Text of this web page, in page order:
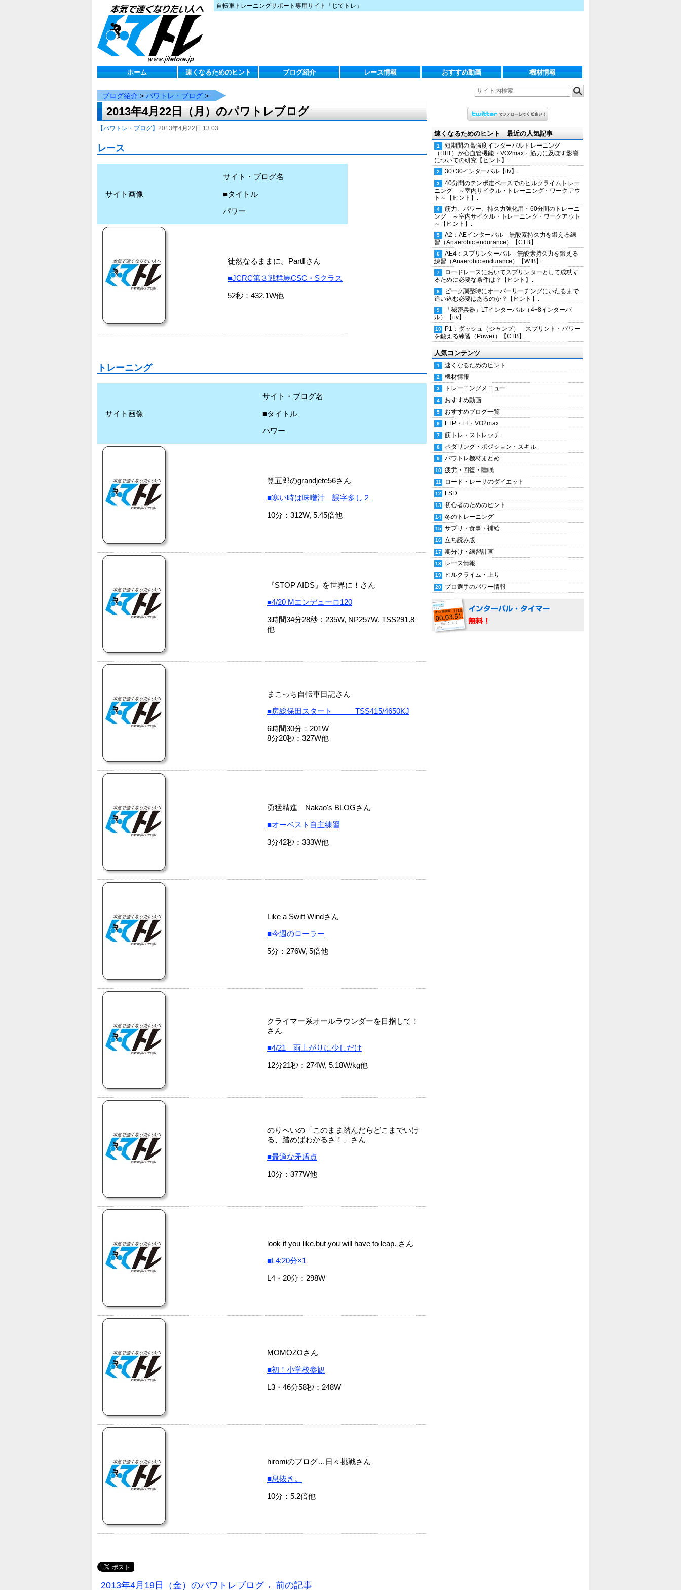
自転車トレーニングサポート専用サイト「じてトレ」
ホーム 速くなるためのヒント ブログ紹介 レース情報 おすすめ動画 機材情報
ブログ紹介 > パワトレ・ブログ>
2013年4月22日（月）のパワトレブログ
【パワトレ・ブログ】 2013年4月22日 13:03
レース
サイト画像
サイト・ブログ名
■タイトル
パワー
徒然なるままに。PartⅡさん
■JCRC第３戦群馬CSC・Sクラス
52秒：432.1W他
トレーニング
サイト画像
サイト・ブログ名
■タイトル
パワー
筧五郎のgrandjete56さん
■寒い時は味噌汁 誤字多し２
10分：312W, 5.45倍他
『STOP AIDS』を世界に！さん
■4/20 Mエンデューロ120
3時間34分28秒：235W, NP257W, TSS291.8
他
まこっち自転車日記さん
■房総保田スタート TSS415/4650KJ
6時間30分：201W
8分20秒：327W他
勇猛精進 Nakao's BLOGさん
■オーベスト自主練習
3分42秒：333W他
Like a Swift Windさん
■今週のローラー
5分：276W, 5倍他
クライマー系オールラウンダーを目指して！
さん
■4/21 雨上がりに少しだけ
12分21秒：274W, 5.18W/kg他
のりへいの「このまま踏んだらどこまでいけ
る、踏めばわかるさ！」さん
■最適な矛盾点
10分：377W他
look if you like,but you will have to leap. さん
■L4:20分×1
L4・20分：298W
MOMOZOさん
■初！小学校参観
L3・46分58秒：248W
hiromiのブログ…日々挑戦さん
■息抜き。
10分：5.2倍他
2013年4月19日（金）のパワトレブログ ←前の記事
速くなるためのヒント 最近の人気記事
短期間の高強度インターバルトレーニング
（HIIT）が心血管機能・VO2max・筋力に及ぼす影響
についての研究【ヒント】.
30+30インターバル【itv】.
40分間のテンポ走ペースでのヒルクライムトレー
ニング ～室内サイクル・トレーニング・ワークアウ
ト～【ヒント】.
筋力、パワー、持久力強化用・60分間のトレーニ
ング ～室内サイクル・トレーニング・ワークアウト
～【ヒント】.
A2：AEインターバル 無酸素持久力を鍛える練
習（Anaerobic endurance）【CTB】.
AE4：スプリンターバル 無酸素持久力を鍛える
練習（Anaerobic endurance）【WIB】.
ロードレースにおいてスプリンターとして成功す
るために必要な条件は？【ヒント】.
ピーク調整時にオーバーリーチングにいたるまで
追い込む必要はあるのか？【ヒント】.
「秘密兵器」LTインターバル（4+8インターバ
ル）【itv】.
P1：ダッシュ（ジャンプ） スプリント・パワー
を鍛える練習（Power）【CTB】.
人気コンテンツ
速くなるためのヒント
機材情報
トレーニングメニュー
おすすめ動画
おすすめブログ一覧
FTP・LT・VO2max
筋トレ・ストレッチ
ペダリング・ポジション・スキル
パワトレ機材まとめ
疲労・回復・睡眠
ロード・レーサのダイエット
LSD
初心者のためのヒント
冬のトレーニング
サプリ・食事・補給
立ち読み版
期分け・練習計画
レース情報
ヒルクライム・上り
プロ選手のパワー情報